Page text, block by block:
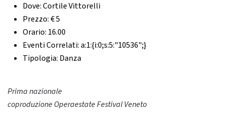
Dove:Cortile Vittorelli
Prezzo:€ 5
Orario: 16.00
Eventi Correlati:a:1:{i:0;s:5:"10536";}
Tipologia: Danza
Prima nazionale
coproduzione Operaestate Festival Veneto